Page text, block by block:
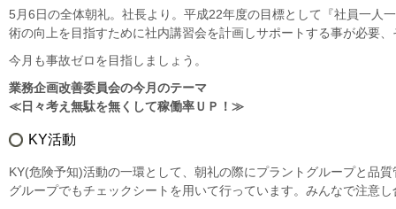
5月6日の全体朝礼。社長より。平成22年度の目標として『社員一人
術の向上を目指すために社内講習会を計画しサポートする事が必要
今月も事故ゼロを目指しましょう。
業務企画改善委員会の今月のテーマ
≪日々考え無駄を無くして稼働率ＵＰ！≫
KY活動
KY(危険予知)活動の一環として、朝礼の際にプラントグループと品
グループでもチェックシートを用いて行っています。みんなで注意